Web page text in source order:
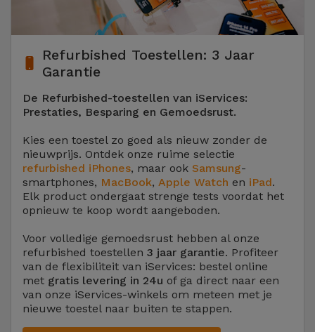
Refurbished Toestellen: 3 Jaar
Garantie
De Refurbished-toestellen van iServices:
Prestaties, Besparing en Gemoedsrust.
Kies een toestel zo goed als nieuw zonder de
nieuwprijs. Ontdek onze ruime selectie
refurbished iPhones, maar ook Samsung-
smartphones, MacBook, Apple Watch en iPad.
Elk product ondergaat strenge tests voordat het
opnieuw te koop wordt aangeboden.
Voor volledige gemoedsrust hebben al onze
refurbished toestellen 3 jaar garantie. Profiteer
van de flexibiliteit van iServices: bestel online
met gratis levering in 24u of ga direct naar een
van onze iServices-winkels om meteen met je
nieuwe toestel naar buiten te stappen.